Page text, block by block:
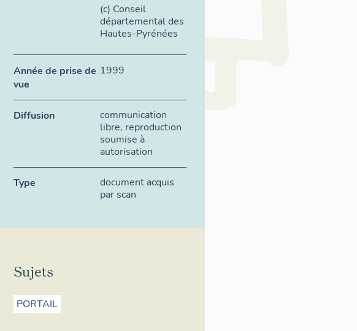
(c) Conseil
départemental des
Hautes-Pyrénées
Année de prise de
vue
1999
Diffusion
communication
libre, reproduction
soumise à
autorisation
Type
document acquis
par scan
Sujets
PORTAIL